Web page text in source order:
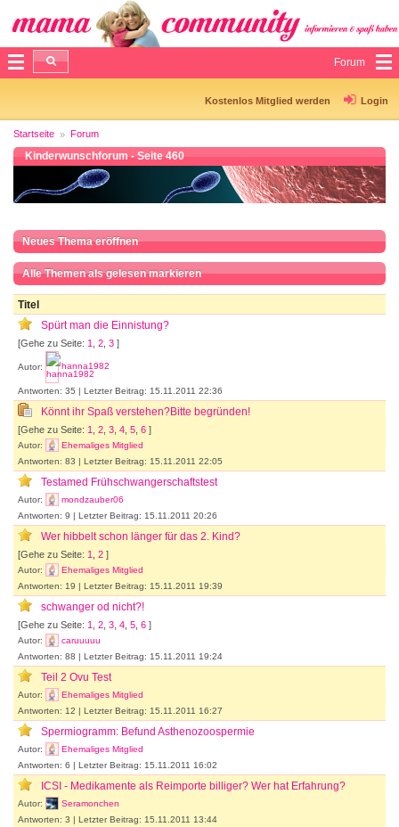
Forum
Kostenlos Mitglied werden Login
Startseite Forum
Kinderwunschforum - Seite 460
Neues Thema eröffnen
Alle Themen als gelesen markieren
Titel
Spürt man die Einnistung?
[Gehe zu Seite: 1 2 3 ]
Autor: hanna1982
Antworten: 35 | Letzter Beitrag: 15.11.2011 22:36
Könnt ihr Spaß verstehen?Bitte begründen!
[Gehe zu Seite: 1 2 3 4 5 6 ]
Autor:
Ehemaliges Mitglied
Antworten: 83 | Letzter Beitrag: 15.11.2011 22:05
Testamed Frühschwangerschaftstest
Autor:
mondzauber06
Antworten: 9 | Letzter Beitrag: 15.11.2011 20:26
Wer hibbelt schon länger für das 2. Kind?
[Gehe zu Seite: 1 2 ]
Autor:
Ehemaliges Mitglied
Antworten: 19 | Letzter Beitrag: 15.11.2011 19:39
schwanger od nicht?!
[Gehe zu Seite: 1 2 3 4 5 6 ]
Autor:
caruuuuu
Antworten: 88 | Letzter Beitrag: 15.11.2011 19:24
Teil 2 Ovu Test
Autor:
Ehemaliges Mitglied
Antworten: 12 | Letzter Beitrag: 15.11.2011 16:27
Spermiogramm: Befund Asthenozoospermie
Autor:
Ehemaliges Mitglied
Antworten: 6 | Letzter Beitrag: 15.11.2011 16:02
ICSI - Medikamente als Reimporte billiger? Wer hat Erfahrung?
Autor:
Seramonchen
Antworten: 3 | Letzter Beitrag: 15.11.2011 13:44